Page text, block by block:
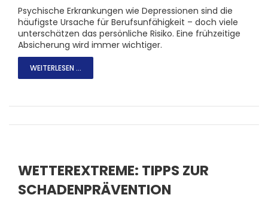
Psychische Erkrankungen wie Depressionen sind die
häufigste Ursache für Berufsunfähigkeit – doch viele
unterschätzen das persönliche Risiko. Eine frühzeitige
Absicherung wird immer wichtiger.
WEITERLESEN ...
WETTEREXTREME: TIPPS ZUR
SCHADENPRÄVENTION